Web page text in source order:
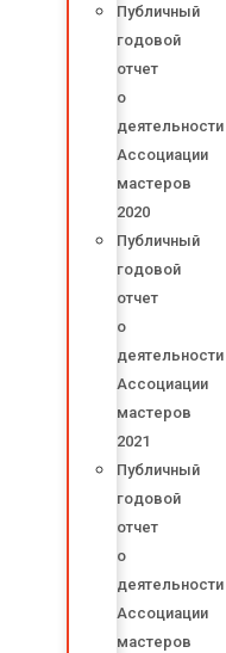
Публичный
годовой
отчет
о
деятельности
Ассоциации
мастеров
2020
Публичный
годовой
отчет
о
деятельности
Ассоциации
мастеров
2021
Публичный
годовой
отчет
о
деятельности
Ассоциации
мастеров